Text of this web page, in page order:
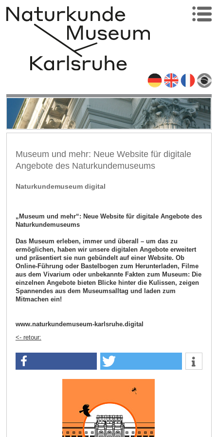
Museum und mehr: Neue Website für digitale
Angebote des Naturkundemuseums
Naturkundemuseum digital
„Museum und mehr“: Neue Website für digitale Angebote des
Naturkundemuseums
Das Museum erleben, immer und überall – um das zu
ermöglichen, haben wir unsere digitalen Angebote erweitert
und präsentiert sie nun gebündelt auf einer Website. Ob
Online-Führung oder Bastelbogen zum Herunterladen, Filme
aus dem Vivarium oder unbekannte Fakten zum Museum: Die
einzelnen Angebote bieten Blicke hinter die Kulissen, zeigen
Spannendes aus dem Museumsalltag und laden zum
Mitmachen ein!
www.naturkundemuseum-karlsruhe.digital
<- retour: